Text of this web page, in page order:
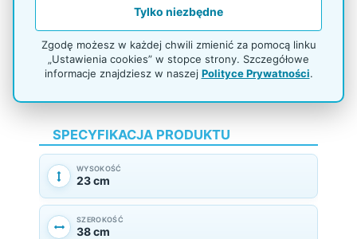
SPECYFIKACJA PRODUKTU
WYSOKOŚĆ
23 cm
SZEROKOŚĆ
38 cm
Tylko niezbędne
Zgodę możesz w każdej chwili zmienić za pomocą linku
„Ustawienia cookies” w stopce strony. Szczegółowe
informacje znajdziesz w naszej Polityce Prywatności.